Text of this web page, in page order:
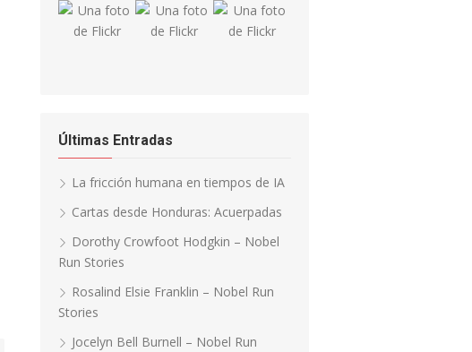
Últimas Entradas
La fricción humana en tiempos de IA
Cartas desde Honduras: Acuerpadas
Dorothy Crowfoot Hodgkin – Nobel
Run Stories
Rosalind Elsie Franklin – Nobel Run
Stories
Jocelyn Bell Burnell – Nobel Run